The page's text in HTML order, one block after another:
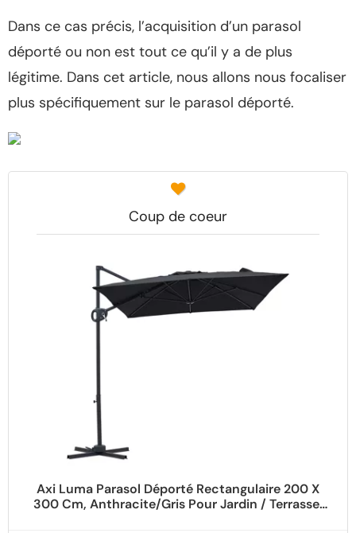
Dans ce cas précis, l’acquisition d’un parasol
déporté ou non est tout ce qu’il y a de plus
légitime. Dans cet article, nous allons nous focaliser
plus spécifiquement sur le parasol déporté.
Coup de coeur
Axi Luma Parasol Déporté Rectangulaire 200 X
300 Cm, Anthracite/Gris Pour Jardin / Terrasse,